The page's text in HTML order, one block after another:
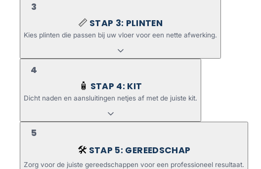
3
📏 STAP 3: PLINTEN
Kies plinten die passen bij uw vloer voor een nette afwerking.
4
🧴 STAP 4: KIT
Dicht naden en aansluitingen netjes af met de juiste kit.
5
🛠️ STAP 5: GEREEDSCHAP
Zorg voor de juiste gereedschappen voor een professioneel resultaat.